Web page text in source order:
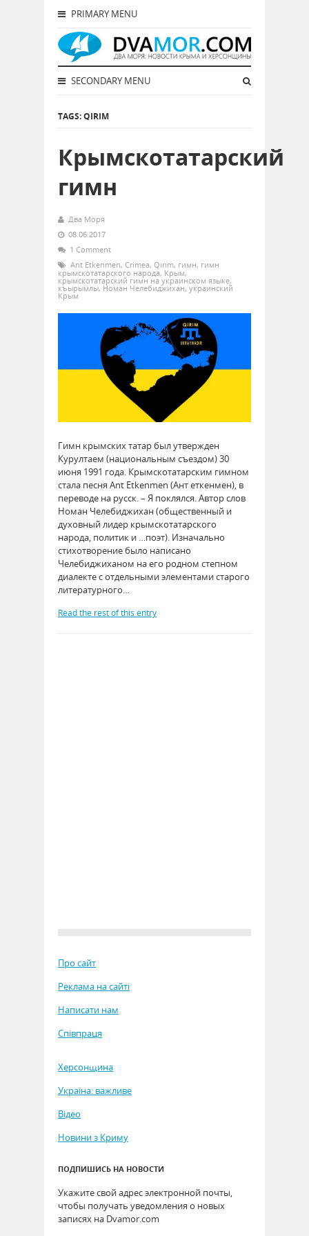
PRIMARY MENU
SECONDARY MENU
TAGS: QIRIM
Крымскотатарский
гимн
Два Моря
08.06.2017
1 Comment
Ant Etkenmen, Crimea, Qırım, гимн, гимн
крымскотатарского народа, Крым,
крымскотатарский гимн на украинском языке,
къырымлы, Номан Челебиджихан, украинский
Крым
Гимн крымских татар был утвержден
Курултаем (национальным съездом) 30
июня 1991 года. Крымскотатарским гимном
стала песня Ant Etkenmen (Ант еткенмен), в
переводе на русск. – Я поклялся. Автор слов
Номан Челебиджихан (общественный и
духовный лидер крымскотатарского
народа, политик и …поэт). Изначально
стихотворение было написано
Челебиджиханом на его родном степном
диалекте с отдельными элементами старого
литературного…
Read the rest of this entry
Про сайт
Реклама на сайті
Написати нам
Співпраця
Херсонщина
Україна: важливе
Відео
Новини з Криму
ПОДПИШИСЬ НА НОВОСТИ
Укажите свой адрес электронной почты,
чтобы получать уведомления о новых
записях на Dvamor.com